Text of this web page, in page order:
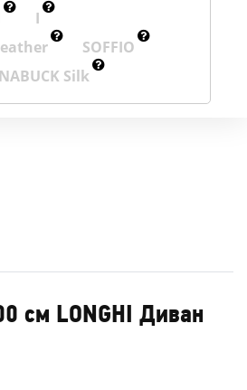
I
SOFFIO
NABUCK Silk
см LONGHI Диван